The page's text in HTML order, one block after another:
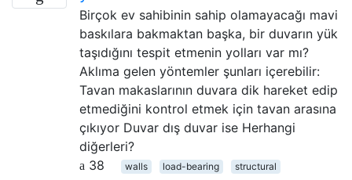
Birçok ev sahibinin sahip olamayacağı mavi
baskılara bakmaktan başka, bir duvarın yük
taşıdığını tespit etmenin yolları var mı?
Aklıma gelen yöntemler şunları içerebilir:
Tavan makaslarının duvara dik hareket edip
etmediğini kontrol etmek için tavan arasına
çıkıyor Duvar dış duvar ise Herhangi
diğerleri?
38
walls load-bearing structural